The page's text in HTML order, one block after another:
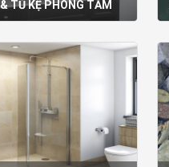
TỦ KỆ PHÒNG TẮM